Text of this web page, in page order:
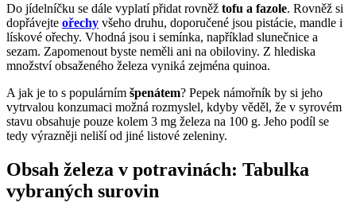
Do jídelníčku se dále vyplatí přidat rovněž tofu a fazole. Rovněž si
dopřávejte ořechy všeho druhu, doporučené jsou pistácie, mandle i
lískové ořechy. Vhodná jsou i semínka, například slunečnice a
sezam. Zapomenout byste neměli ani na obiloviny. Z hlediska
množství obsaženého železa vyniká zejména quinoa.
A jak je to s populárním špenátem? Pepek námořník by si jeho
vytrvalou konzumaci možná rozmyslel, kdyby věděl, že v syrovém
stavu obsahuje pouze kolem 3 mg železa na 100 g. Jeho podíl se
tedy výrazněji neliší od jiné listové zeleniny.
Obsah železa v potravinách: Tabulka
vybraných surovin